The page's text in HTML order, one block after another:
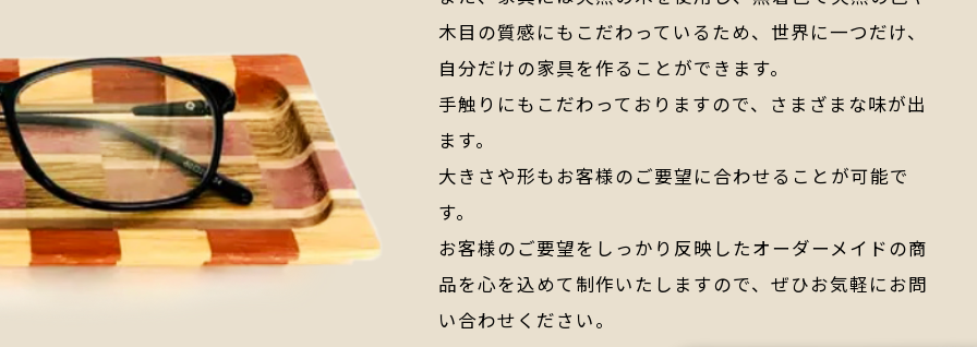
木目の質感にもこだわっているため、世界に一つだけ、
自分だけの家具を作ることができます。
手触りにもこだわっておりますので、さまざまな味が出
ます。
大きさや形もお客様のご要望に合わせることが可能で
す。
お客様のご要望をしっかり反映したオーダーメイドの商
品を心を込めて制作いたしますので、ぜひお気軽にお問
い合わせください。